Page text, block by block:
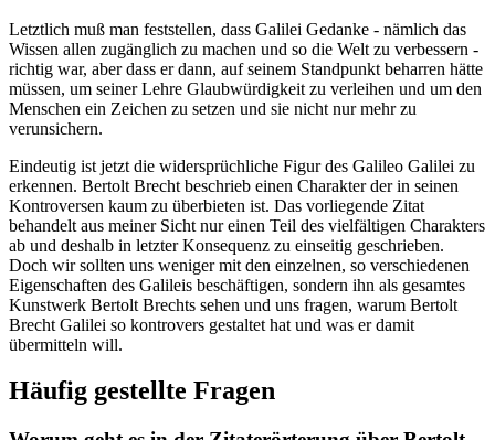
Letztlich muß man feststellen, dass Galilei Gedanke - nämlich das
Wissen allen zugänglich zu machen und so die Welt zu verbessern -
richtig war, aber dass er dann, auf seinem Standpunkt beharren hätte
müssen, um seiner Lehre Glaubwürdigkeit zu verleihen und um den
Menschen ein Zeichen zu setzen und sie nicht nur mehr zu
verunsichern.
Eindeutig ist jetzt die widersprüchliche Figur des Galileo Galilei zu
erkennen. Bertolt Brecht beschrieb einen Charakter der in seinen
Kontroversen kaum zu überbieten ist. Das vorliegende Zitat
behandelt aus meiner Sicht nur einen Teil des vielfältigen Charakters
ab und deshalb in letzter Konsequenz zu einseitig geschrieben.
Doch wir sollten uns weniger mit den einzelnen, so verschiedenen
Eigenschaften des Galileis beschäftigen, sondern ihn als gesamtes
Kunstwerk Bertolt Brechts sehen und uns fragen, warum Bertolt
Brecht Galilei so kontrovers gestaltet hat und was er damit
übermitteln will.
Häufig gestellte Fragen